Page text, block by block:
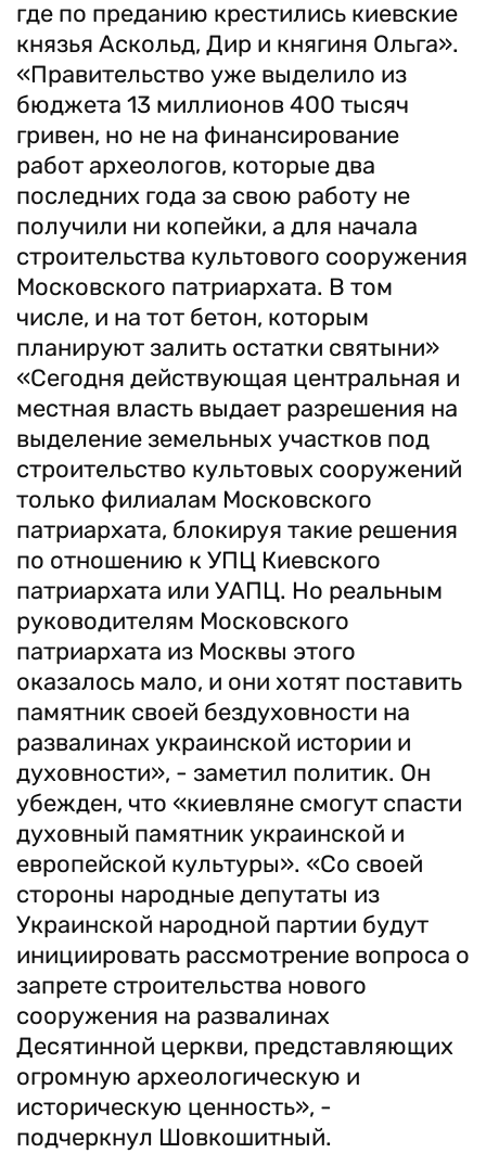
где по преданию крестились киевские
князья Аскольд, Дир и княгиня Ольга».
«Правительство уже выделило из
бюджета 13 миллионов 400 тысяч
гривен, но не на финансирование
работ археологов, которые два
последних года за свою работу не
получили ни копейки, а для начала
строительства культового сооружения
Московского патриархата. В том
числе, и на тот бетон, которым
планируют залить остатки святыни»
«Сегодня действующая центральная и
местная власть выдает разрешения на
выделение земельных участков под
строительство культовых сооружений
только филиалам Московского
патриархата, блокируя такие решения
по отношению к УПЦ Киевского
патриархата или УАПЦ. Но реальным
руководителям Московского
патриархата из Москвы этого
оказалось мало, и они хотят поставить
памятник своей бездуховности на
развалинах украинской истории и
духовности», - заметил политик. Он
убежден, что «киевляне смогут спасти
духовный памятник украинской и
европейской культуры». «Со своей
стороны народные депутаты из
Украинской народной партии будут
инициировать рассмотрение вопроса о
запрете строительства нового
сооружения на развалинах
Десятинной церкви, представляющих
огромную археологическую и
историческую ценность», -
подчеркнул Шовкошитный.